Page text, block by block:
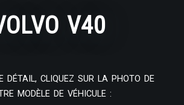
V40
DÉTAIL, CLIQUEZ SUR LA PHOTO DE
MODÈLE DE VÉHICULE :